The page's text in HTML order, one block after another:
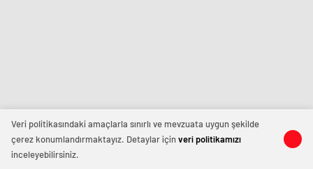
Veri politikasındaki amaçlarla sınırlı ve mevzuata uygun şekilde
çerez konumlandırmaktayız. Detaylar içinveri politikamızı
inceleyebilirsiniz.